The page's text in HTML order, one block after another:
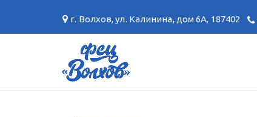
г. Волхов,ул. Калинина, дом 6А, 187402